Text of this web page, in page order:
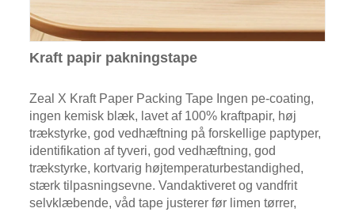
Kraft papir pakningstape
Zeal X Kraft Paper Packing Tape Ingen pe-coating,
ingen kemisk blæk, lavet af 100% kraftpapir, høj
trækstyrke, god vedhæftning på forskellige paptyper,
identifikation af tyveri, god vedhæftning, god
trækstyrke, kortvarig højtemperaturbestandighed,
stærk tilpasningsevne. Vandaktiveret og vandfrit
selvklæbende, våd tape justerer før limen tørrer,